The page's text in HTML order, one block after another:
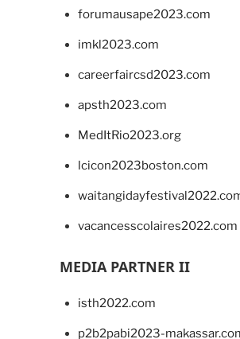
forumausape2023.com
imkl2023.com
careerfaircsd2023.com
apsth2023.com
MedItRio2023.org
lcicon2023boston.com
vacancesscolaires2022.com
MEDIA PARTNER II
isth2022.com
p2b2pabi2023-